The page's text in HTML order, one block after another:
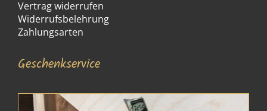
Vertrag widerrufen
Widerrufsbelehrung
Zahlungsarten
Geschenkservice